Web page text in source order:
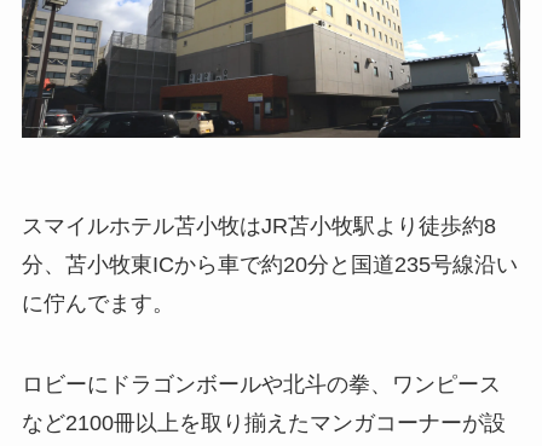
スマイルホテル苫小牧はJR苫小牧駅より徒歩約8
分、苫小牧東ICから車で約20分と国道235号線沿い
に佇んでます。
ロビーにドラゴンボールや北斗の拳、ワンピース
など2100冊以上を取り揃えたマンガコーナーが設